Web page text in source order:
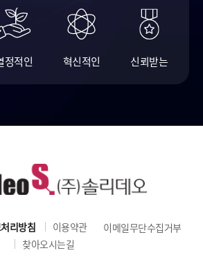
정적인 혁신적인 신뢰받는
리방침 이용약관
이메일무단수집거부
찾아오시는길